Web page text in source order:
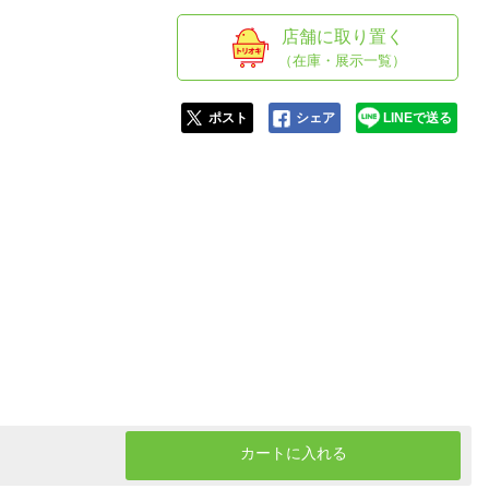
店舗に取り置く
（在庫・展示一覧）
ポスト シェア LINEで送る
カートに入れる